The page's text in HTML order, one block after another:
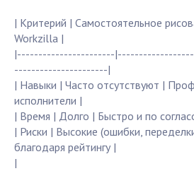
| Критерий | Самостоятельное
Workzilla |
|-----------------------
----------------------|
| Навыки | Часто отсутствуют |
исполнители |
| Время | Долго | Быстро и по
| Риски | Высокие (ошибки,
благодаря рейтингу |
|